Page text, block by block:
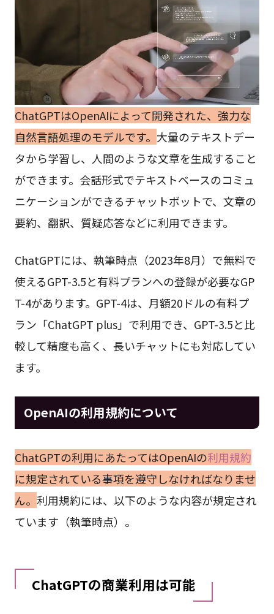
ChatGPTはOpenAIによって開発された、強力な
自然言語処理のモデルです。 大量のテキストデー
タから学習し、人間のような文章を生成すること
ができます。会話形式でテキストベースのコミュ
ニケーションができるチャットボットで、文章の
要約、翻訳、質疑応答などに利用できます。
ChatGPTには、執筆時点（2023年8月）で無料で
使えるGPT-3.5と有料プランへの登録が必要なGP
T-4があります。GPT-4は、月額20ドルの有料プ
ラン「ChatGPT plus」で利用でき、GPT-3.5と比
較して精度も高く、長いチャットにも対応してい
ます。
OpenAIの利用規約について
ChatGPTの利用にあたってはOpenAIの利用規約
に規定されている事項を遵守しなければなりませ
ん。 利用規約には、以下のような内容が規定され
ています（執筆時点）。
ChatGPTの商業利用は可能